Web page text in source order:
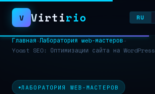
V Virtirio RU
Главная→Лаборатория web-мастеров→
Yoast SEO: Оптимизации сайта на WordPress
ЛАБОРАТОРИЯ WEB-МАСТЕРОВ